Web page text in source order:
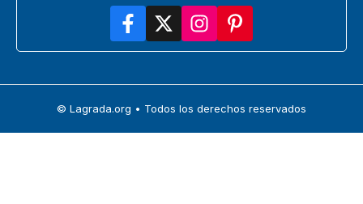
© Lagrada.org • Todos los derechos reservados